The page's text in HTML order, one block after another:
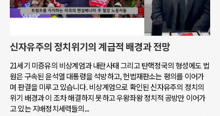
신자유주의 정치위기의 계급적 배경과 전망
21세기 미증유의 비상계엄과 내란사태 그리고 탄핵정국의 형성에도 법
원은 구속된 윤석열 대통령을 석방하고, 헌법재판소는 평의를 이어가
며 판결을 미루고 있습니다. 비상계엄으로 확인된 신자유주의 정치의
위기 배경과 이 조차 해결하지 못하고 우왕좌왕 정치적 공방만 이어가
고 있는 지배정치세력들의...